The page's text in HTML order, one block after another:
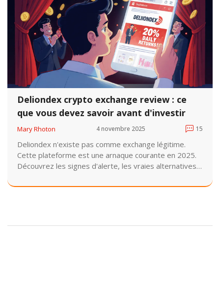
Deliondex crypto exchange review : ce
que vous devez savoir avant d'investir
Mary Rhoton 4 novembre 2025 15
Deliondex n'existe pas comme exchange légitime.
Cette plateforme est une arnaque courante en 2025.
Découvrez les signes d'alerte, les vraies alternatives
arnaques crypto.